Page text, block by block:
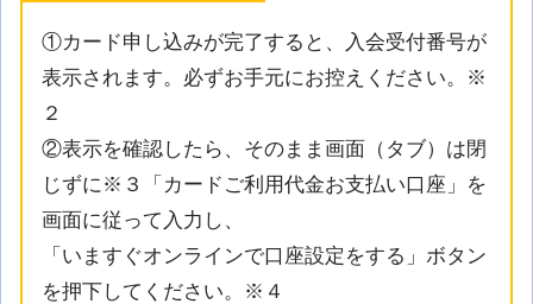
①カード申し込みが完了すると、入会受付番号が
表示されます。必ずお手元にお控えください。※
２
②表示を確認したら、そのまま画面（タブ）は閉
じずに※３「カードご利用代金お支払い口座」を
画面に従って入力し、
「いますぐオンラインで口座設定をする」ボタン
を押下してください。※４